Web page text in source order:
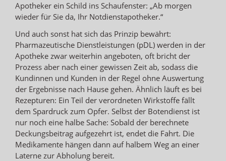
Apotheker ein Schild ins Schaufenster: „Ab morgen
wieder für Sie da, Ihr Notdienstapotheker.“
Und auch sonst hat sich das Prinzip bewährt:
Pharmazeutische Dienstleistungen (pDL) werden in der
Apotheke zwar weiterhin angeboten, oft bricht der
Prozess aber nach einer gewissen Zeit ab, sodass die
Kundinnen und Kunden in der Regel ohne Auswertung
der Ergebnisse nach Hause gehen. Ähnlich läuft es bei
Rezepturen: Ein Teil der verordneten Wirkstoffe fällt
dem Spardruck zum Opfer. Selbst der Botendienst ist
nur noch eine halbe Sache: Sobald der berechnete
Deckungsbeitrag aufgezehrt ist, endet die Fahrt. Die
Medikamente hängen dann auf halbem Weg an einer
Laterne zur Abholung bereit.